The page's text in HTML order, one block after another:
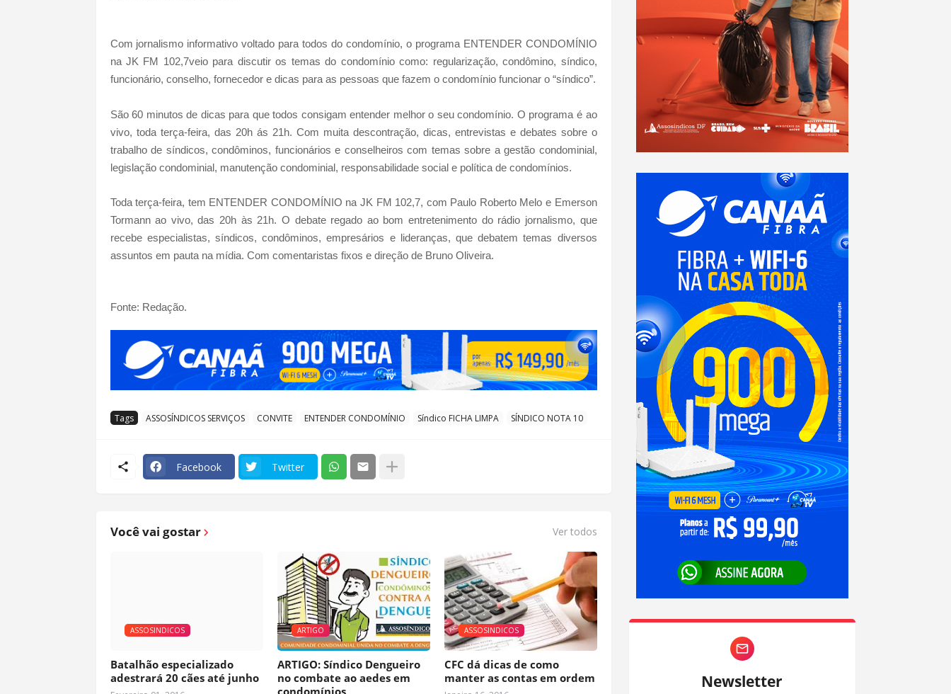
Com jornalismo informativo voltado para todos do condomínio, o programa ENTENDER CONDOMÍNIO
na JK FM 102,7veio para discutir os temas do condomínio como: regularização, condômino, síndico,
funcionário, conselho, fornecedor e dicas para as pessoas que fazem o condomínio funcionar o “síndico”.
São 60 minutos de dicas para que todos consigam entender melhor o seu condomínio. O programa é ao
vivo, toda terça-feira, das 20h ás 21h. Com muita descontração, dicas, entrevistas e debates sobre o
trabalho de síndicos, condôminos, funcionários e conselheiros com temas sobre a gestão condominial,
legislação condominial, manutenção condominial, responsabilidade social e política de condomínios.
Toda terça-feira, tem ENTENDER CONDOMÍNIO na JK FM 102,7, com Paulo Roberto Melo e Emerson
Tormann ao vivo, das 20h às 21h. O debate regado ao bom entretenimento do rádio jornalismo, que
recebe especialistas, síndicos, condôminos, empresários e lideranças, que debatem temas diversos
assuntos em pauta na mídia. Com comentaristas fixos e direção de Bruno Oliveira.
Fonte: Redação.
Tags ASSOSÍNDICOS SERVIÇOS CONVITE ENTENDER CONDOMÍNIO Síndico FICHA LIMPA SÍNDICO NOTA 10
Facebook Twitter
Você vai gostar Ver todos
ASSOSINDICOS
Batalhão especializado
adestrará 20 cães até junho
ARTIGO
ARTIGO: Síndico Dengueiro
no combate ao aedes em
ASSOSINDICOS
CFC dá dicas de como
manter as contas em ordem
Newsletter